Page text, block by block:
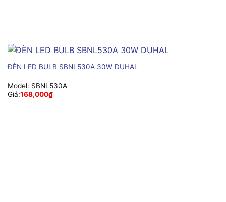
ĐÈN LED BULB SBNL530A 30W DUHAL
Model: SBNL530A
Giá:168,000₫